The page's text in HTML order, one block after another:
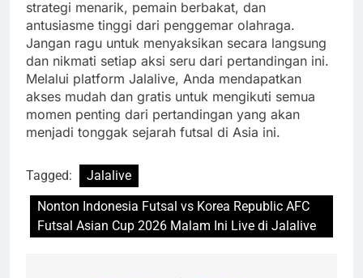
strategi menarik, pemain berbakat, dan
antusiasme tinggi dari penggemar olahraga.
Jangan ragu untuk menyaksikan secara langsung
dan nikmati setiap aksi seru dari pertandingan ini.
Melalui platform Jalalive, Anda mendapatkan
akses mudah dan gratis untuk mengikuti semua
momen penting dari pertandingan yang akan
menjadi tonggak sejarah futsal di Asia ini.
Tagged:
Jalalive
Nonton Indonesia Futsal vs Korea Republic AFC
Futsal Asian Cup 2026 Malam Ini Live di Jalalive